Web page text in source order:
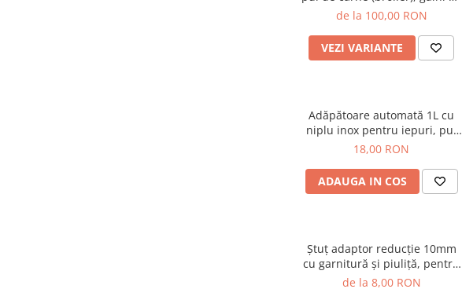
reproducţie, fazani şi iepuri
de la 100,00 RON
VEZI VARIANTE
Adăpătoare automată 1L cu
niplu inox pentru iepuri, pui
şi păsări, cu recipient galben
18,00 RON
ADAUGA IN COS
Ştuţ adaptor reducţie 10mm
cu garnitură şi piuliţă, pentru
legarea furtunului la bidoane
de la 8,00 RON